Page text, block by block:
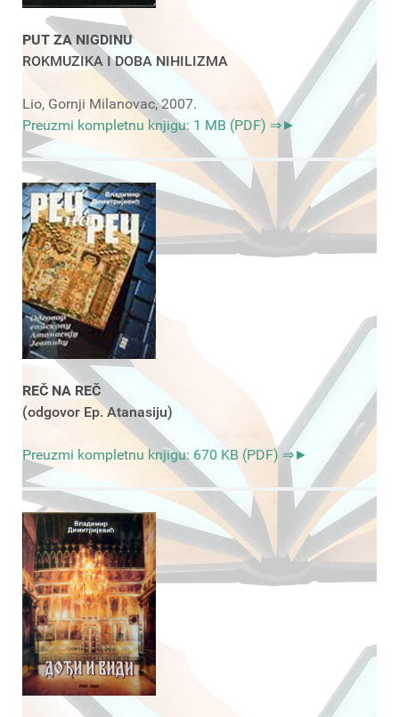
PUT ZA NIGDINU
ROKMUZIKA I DOBA NIHILIZMA
Lio, Gornji Milanovac, 2007.
Preuzmi kompletnu knjigu: 1 MB (PDF) ⇒►
REČ NA REČ
(odgovor Ep. Atanasiju)
Preuzmi kompletnu knjigu: 670 KB (PDF) ⇒►